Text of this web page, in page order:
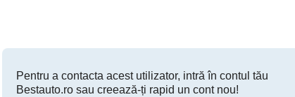
Pentru a contacta acest utilizator, intră în contul tău
Bestauto.ro sau creează-ți rapid un cont nou!